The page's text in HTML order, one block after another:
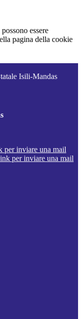
essere
pagina della cookie
Isili-Mandas
per inviare una mail
per inviare una mail